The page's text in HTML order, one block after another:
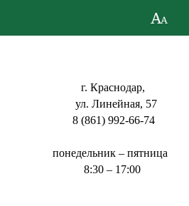
г. Краснодар,
ул. Линейная, 57
8 (861) 992-66-74
понедельник – пятница
8:30 – 17:00